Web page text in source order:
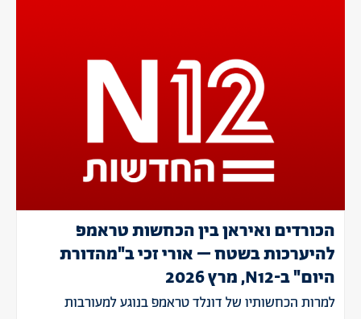
הכורדים ואיראן בין הכחשות טראמפ
להיערכות בשטח – אורי זכי ב"מהדורת
היום" ב-N12, מרץ 2026
למרות הכחשותיו של דונלד טראמפ בנוגע למעורבות